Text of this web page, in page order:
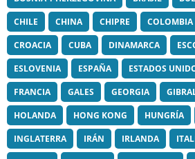
CHILE
CHINA CHIPRE COLOMBIA
CROACIA
CUBA DINAMARCA
ESLOVENIA
ESPAÑA ESTADOS
FRANCIA
GALES GEORGIA
HOLANDA
HONG KONG HUNGRÍA
INGLATERRA
IRÁN IRLANDA